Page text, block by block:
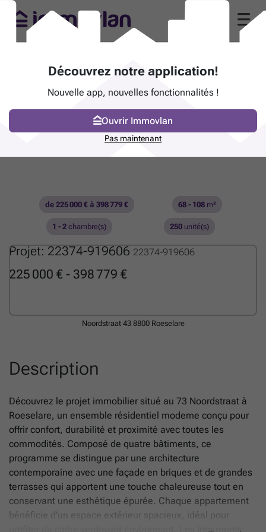
Projet: 22374-919606 22374-919606
225 000 € - 398 779 €
de 225 000 € à 398 779 € 68 - 108 m²
1 - 2chambre(s) 250 unité(s)
Noordstraat 43 8800 Roeselare
Description
Découvrez le projet immobilier situé au 73 Noordstraat à
Roeselare, un ensemble résidentiel moderne conçu pour
offrir confort, durabilité et proximité avec toutes les
commodités. Composé de quatre bâtiments, ce
programme se distingue par une architecture
contemporaine avec une façade en briques et de grandes
terrasses qui apportent une touche chaleureuse tout en
conservant une esthétique épurée. Chaque appartement
bénéficie d’un espace extérieur spacieux, idéal pour
profiter du cadre verdoyant environnant. Les logements
Découvrez notre application!
Nouvelle app, nouvelles fonctionnalités !
Ouvrir Immovlan
Pas maintenant